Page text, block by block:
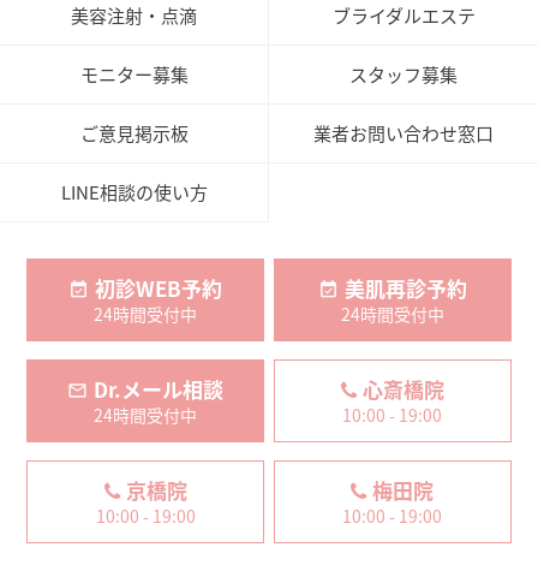
美容注射・点滴 ブライダルエステ
モニター募集 スタッフ募集
ご意見掲示板 業者お問い合わせ窓口
LINE相談の使い方
初診WEB予約
24時間受付中
美肌再診予約
24時間受付中
Dr.メール相談
24時間受付中
心斎橋院
10:00 - 19:00
京橋院
10:00 - 19:00
梅田院
10:00 - 19:00